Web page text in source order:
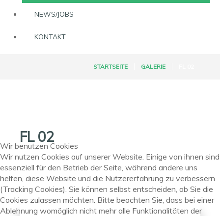
NEWS/JOBS
KONTAKT
STARTSEITE GALERIE
FL 02
Previous Next
Wir benutzen Cookies
Wir nutzen Cookies auf unserer Website. Einige von ihnen sind
essenziell für den Betrieb der Seite, während andere uns
helfen, diese Website und die Nutzererfahrung zu verbessern
(Tracking Cookies). Sie können selbst entscheiden, ob Sie die
Cookies zulassen möchten. Bitte beachten Sie, dass bei einer
Ablehnung womöglich nicht mehr alle Funktionalitäten der